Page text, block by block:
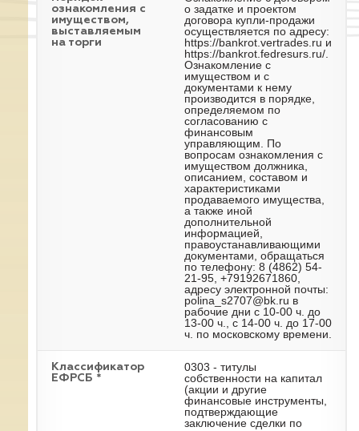
ознакомления с
имуществом,
выставляемым
на торги
о задатке и проектом
договора купли-продажи
осуществляется по адресу:
https://bankrot.vertrades.ru и
https://bankrot.fedresurs.ru/.
Ознакомление с
имуществом и с
документами к нему
производится в порядке,
определяемом по
согласованию с
финансовым
управляющим. По
вопросам ознакомления с
имуществом должника,
описанием, составом и
характеристиками
продаваемого имущества,
а также иной
дополнительной
информацией,
правоустанавливающими
документами, обращаться
по телефону: 8 (4862) 54-
21-95, +79192671860,
адресу электронной почты:
polina_s2707@bk.ru в
рабочие дни с 10-00 ч. до
13-00 ч., с 14-00 ч. до 17-00
ч. по московскому времени.
Классификатор
ЕФРСБ *
0303 - титулы
собственности на капитал
(акции и другие
финансовые инструменты,
подтверждающие
заключение сделки по